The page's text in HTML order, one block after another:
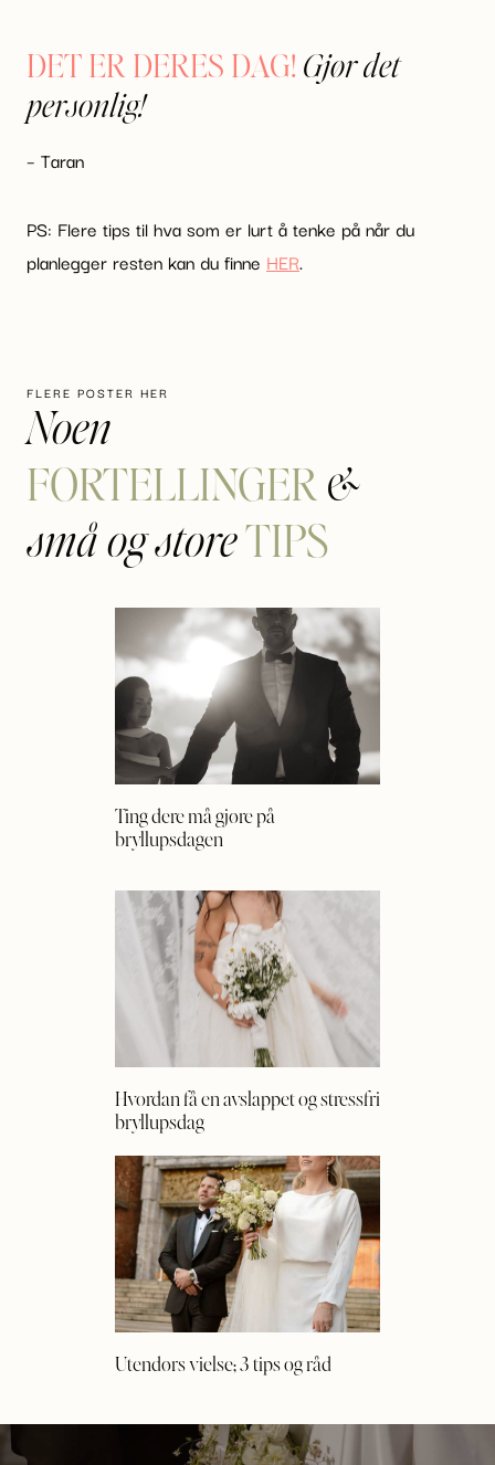
DET ER DERES DAG! Gjør det
personlig!
– Taran
PS: Flere tips til hva som er lurt å tenke på når du
planlegger resten kan du finne HER.
FLERE POSTER HER
Noen
FORTELLINGER &
små og storeTIPS
Ting dere må gjøre på
bryllupsdagen
Hvordan få en avslappet og stressfri
bryllupsdag
Utendørs vielse; 3 tips og råd